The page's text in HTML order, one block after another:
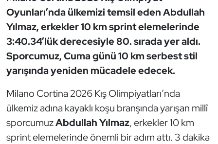
Oyunları’nda ülkemizi temsil eden Abdullah
Yılmaz, erkekler 10 km sprint elemelerinde
3:40.34’lük derecesiyle 80. sırada yer aldı.
Sporcumuz, Cuma günü 10 km serbest stil
yarışında yeniden mücadele edecek.
Milano Cortina 2026 Kış Olimpiyatları’nda
ülkemiz adına kayaklı koşu branşında yarışan millî
sporcumuzAbdullah Yılmaz, erkekler 10 km
sprint elemelerinde önemli bir adım attı. 3 dakika
Eskrim
Futbol
Futsal
Golf
Güreş